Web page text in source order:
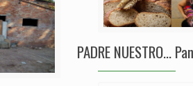
PADRE NUESTRO…